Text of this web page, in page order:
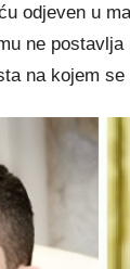
odjeven u
ne
na kojem se